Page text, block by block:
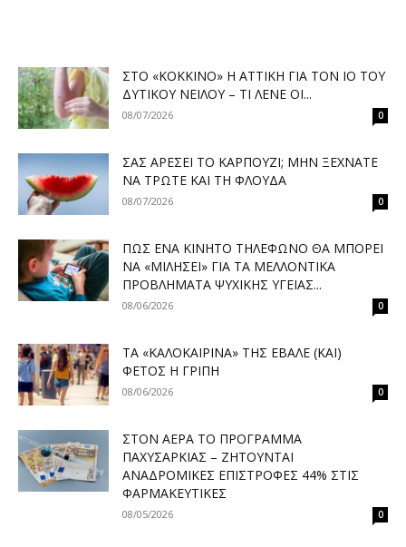
ΣΤΟ «ΚΌΚΚΙΝΟ» Η ΑΤΤΙΚΉ ΓΙΑ ΤΟΝ ΙΌ ΤΟΥ
ΔΥΤΙΚΟΎ ΝΕΊΛΟΥ – ΤΙ ΛΈΝΕ ΟΙ...
08/07/2026 0
ΣΑΣ ΑΡΈΣΕΙ ΤΟ ΚΑΡΠΟΎΖΙ; ΜΗΝ ΞΕΧΝΆΤΕ
ΝΑ ΤΡΏΤΕ ΚΑΙ ΤΗ ΦΛΟΎΔΑ
08/07/2026 0
ΠΏΣ ΈΝΑ ΚΙΝΗΤΌ ΤΗΛΈΦΩΝΟ ΘΑ ΜΠΟΡΕΊ
ΝΑ «ΜΙΛΉΣΕΙ» ΓΙΑ ΤΑ ΜΕΛΛΟΝΤΙΚΆ
ΠΡΟΒΛΉΜΑΤΑ ΨΥΧΙΚΉΣ ΥΓΕΊΑΣ...
08/06/2026 0
ΤΑ «ΚΑΛΟΚΑΙΡΙΝΆ» ΤΗΣ ΈΒΑΛΕ (ΚΑΙ)
ΦΈΤΟΣ Η ΓΡΊΠΗ
08/06/2026 0
ΣΤΟΝ ΑΈΡΑ ΤΟ ΠΡΌΓΡΑΜΜΑ
ΠΑΧΥΣΑΡΚΊΑΣ – ΖΗΤΟΎΝΤΑΙ
ΑΝΑΔΡΟΜΙΚΈΣ ΕΠΙΣΤΡΟΦΈΣ 44% ΣΤΙΣ
ΦΑΡΜΑΚΕΥΤΙΚΈΣ
08/05/2026 0